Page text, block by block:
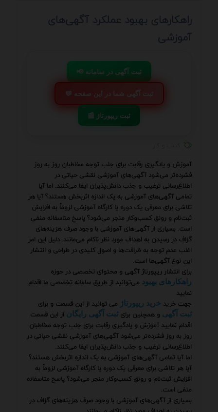
راهکارهای بهبود عملکرد آگهی‌های
آموزشی
📢 ثبت آگهی در سامانه
💬 ثبت آگهی شما در این صفحه
📰 ثبت ریپورتاژ
آموزش و یادگیری رقابت برای جلب توجه مخاطبان روز به روز
فشرده‌تر می‌شود آگهی‌های آموزشی نقشی حیاتی در
اطلاع‌رسانی ترغیب و جذب دانش‌پذیران ایفا می‌کنند. اما آیا
تمامی آگهی‌های آموزشی به یک اندازه اثربخش هستند؟ آیا هر
تلاشی برای معرفی یک دوره یا کارگاه آموزشی لزوماً به افزایش
ثبت‌نام و رونق کسب‌وکار منجر می‌شود؟ پاسخ متاسفانه منفی
است. بسیاری از آگهی‌های آموزشی با وجود صرف هزینه‌های
گزاف در رسیدن به اهداف مورد نظر ناکام می‌مانند. دلیل این امر
اغلب عدم توجه به ظرافت‌ها و اصول کلیدی در طراحی و انتشار
این نوع آگهی‌ها است.
برای انتشار ریپورتاژ آگهی و محتوای تخصصی در حوزه
راهکارهای بهبود می‌توانید از طریق سامانه تخصصی ما اقدام
نمایید
جهت خرید خرید ریپورتاژ می توانید از این قسمت و برای
ثبت آگهی و همچنین برای ثبت آگهی رایگان از این قسمت
اقدام نمایید آموزش و یادگیری رقابت برای جلب توجه مخاطبان
روز به روز فشرده‌تر می‌شود آگهی‌های آموزشی نقشی حیاتی در
اطلاع‌رسانی ترغیب و جذب دانش‌پذیران ایفا می‌کنند.
اما آیا تمامی آگهی‌های آموزشی به یک اندازه اثربخش هستند؟
آیا هر تلاشی برای معرفی یک دوره یا کارگاه آموزشی لزوماً به
افزایش ثبت‌نام و رونق کسب‌وکار منجر می‌شود؟ پاسخ متاسفانه
منفی است.
بسیاری از آگهی‌های آموزشی با وجود صرف هزینه‌های گزاف در